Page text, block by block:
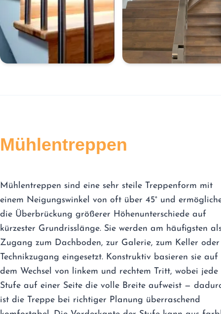
Mühlentreppen
Mühlentreppen sind eine sehr steile Treppenform mit
einem Neigungswinkel von oft über 45° und
die Überbrückung größerer Höhenunterschiede auf
kürzester Grundrisslänge. Sie werden am häufigsten
Zugang zum Dachboden, zur Galerie, zum Keller
Technikzugang eingesetzt. Konstruktiv basieren sie auf
dem Wechsel von linkem und rechtem Tritt, wobei jede
Stufe auf einer Seite die volle Breite aufweist —
ist die Treppe bei richtiger Planung überraschend